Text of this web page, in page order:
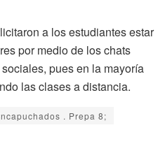
a los estudiantes estar
por medio de los chats
pues en la mayoría
las clases a distancia.
. Prepa 8;